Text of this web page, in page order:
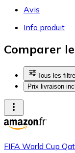
Avis
Info produit
Comparer
Tous les
Prix livraison
FIFA World Cup